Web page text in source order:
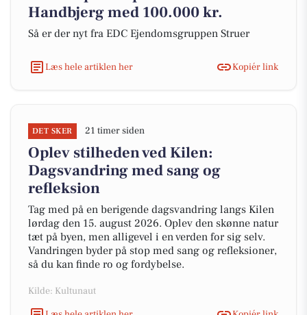
Handbjerg med 100.000 kr.
Så er der nyt fra EDC Ejen­doms­grup­pen Struer
Læs hele artiklen her Kopiér link
DET SKER 21 timer siden
Oplev stilheden ved Kilen:
Dagsvandring med sang og
refleksion
Tag med på en berigende dagsvandring langs Kilen
lørdag den 15. august 2026. Oplev den skønne natur
tæt på byen, men alligevel i en verden for sig selv.
Vandringen byder på stop med sang og refleksioner,
så du kan finde ro og fordybelse.
Kilde: Kultunaut